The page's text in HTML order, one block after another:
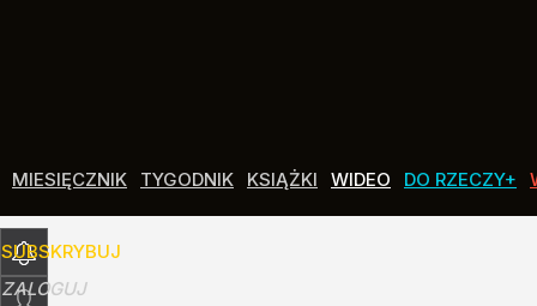
MIESIĘCZNIK TYGODNIK KSIĄŻKI WIDEO DO RZECZY+
SUBSKRYBUJ
ZALOGUJ